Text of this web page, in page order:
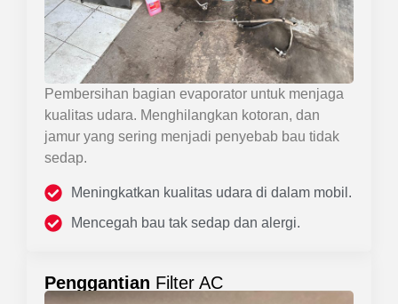
Pembersihan bagian evaporator untuk menjaga
kualitas udara. Menghilangkan kotoran, dan
jamur yang sering menjadi penyebab bau tidak
sedap.
Meningkatkan kualitas udara di dalam mobil.
Mencegah bau tak sedap dan alergi.
Penggantian Filter AC